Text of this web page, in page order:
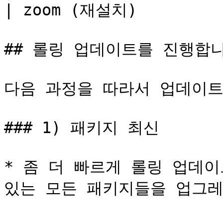
| zoom (재설치)
## 롤링 업데이트를 진행합
다음 과정을 따라서 업데이
### 1) 패키지 최신
* 좀 더 빠르게 롤링 업데이
있는 모든 패키지들을 업그